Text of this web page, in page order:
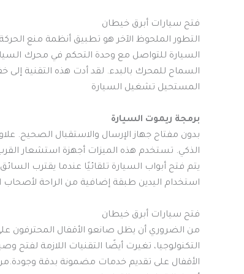
فتح سيارات أبرق خيطان
التطور الملحوظ الآخر هو تطبيق أنظمة منع
السماح للمحرك بالبدء. لقد أدت هذه التقنية
المستحيل تشغيل السيارة
برمجة ريموت السيارة
بدون مفتاح جهاز الإرسال والاستقبال الصحيح.
الذكي. تستخدم هذه الميزات أجهزة استشعار
يتم فتح أبواب السيارة تلقائيًا عندما يقترب
استخدام اليدين طبقة إضافية من الراحة لأصحاب
فتح سيارات أبرق خيطان
من الضروري أن يظل صانعو الأقفال المحترفون
التكنولوجيا، تغيرت أيضًا التقنيات اللازمة لفتح
الأقفال على تقديم خدمات مضمونة بدقة